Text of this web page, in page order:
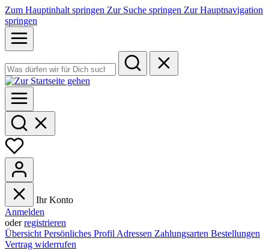
Zum Hauptinhalt springen Zur Suche springen Zur Hauptnavigation
springen
Ihr Konto
Anmelden
oderregistrieren
Übersicht Persönliches Profil Adressen Zahlungsarten Bestellungen
Vertrag widerrufen